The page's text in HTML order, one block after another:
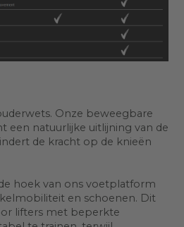
Onze beweegbare
een natuurlijke uitlijning van de
de kracht op de knieën
hoek van ons voetplatform
en schoenen. Dit
lifters met beperkte